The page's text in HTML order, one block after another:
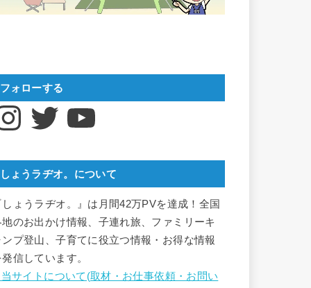
フォローする
Twitter YouTube
しょうラヂオ。について
しょうラヂオ。』は月間42万PVを達成！全国
地のお出かけ情報、子連れ旅、ファミリーキ
ンプ登山、子育てに役立つ情報・お得な情報
信しています。
サイトについて(取材・お仕事依頼・お問い